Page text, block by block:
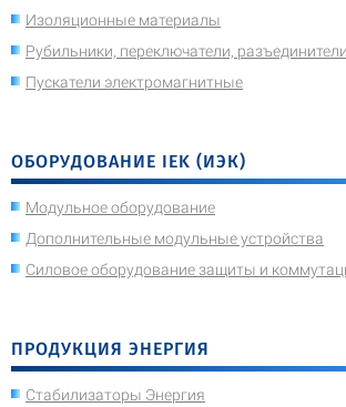
Изоляционные материалы
Рубильники, переключатели, разъединители
Пускатели электромагнитные
ОБОРУДОВАНИЕ IEK (ИЭК)
Модульное оборудование
Дополнительные модульные устройства
Силовое оборудование защиты и
ПРОДУКЦИЯ ЭНЕРГИЯ
Стабилизаторы Энергия